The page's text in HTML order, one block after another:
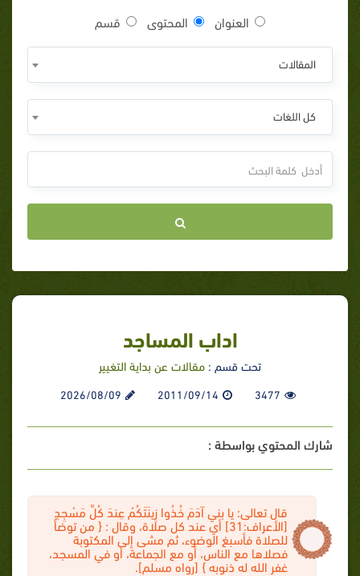
العنوان المحتوى قسم
المقالات
كل اللغات
اداب المساجد
تحت قسم : مقالات عن بداية التغيير
3477
2011/09/14
2026/08/09
شارك المحتوي بواسطة :
قال تعالى: يا بني آدَمَ خُذُوا زِينَتَكُمْ عِندَ كُلِّ مَسْجِدٍ
[الأعراف:31] أي عند كل صلاة، وقال : { من توضأ
للصلاة فأسبغ الوضوء، ثم مشى إلى المكتوبة
فصلاها مع الناس، أو مع الجماعة، أو في المسجد،
غفر الله له ذنوبه } [رواه مسلم].